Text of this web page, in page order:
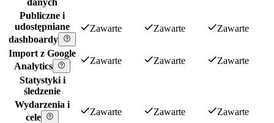
danych
Publiczne i
udostępniane
dashboardy
Zawarte Zawarte Zawarte
Import z Google
Analytics
Zawarte Zawarte
Zawarte
Statystyki i
śledzenie
Wydarzenia i
cele
Zawarte Zawarte Zawarte